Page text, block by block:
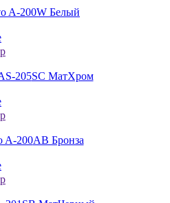
A-200W Белый
205SC МатХром
A-200AB Бронза